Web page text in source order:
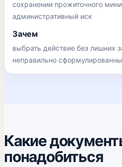
сохранении прожиточного
административный иск
Зачем
выбрать действие без лишних
неправильно
Какие
понадобиться